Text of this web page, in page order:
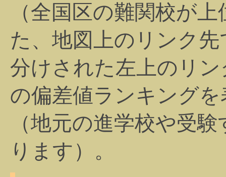
（全国区の難関校が
た、地図上のリンク
分けされた左上のリ
の偏差値ランキング
（地元の進学校や受
ります）。